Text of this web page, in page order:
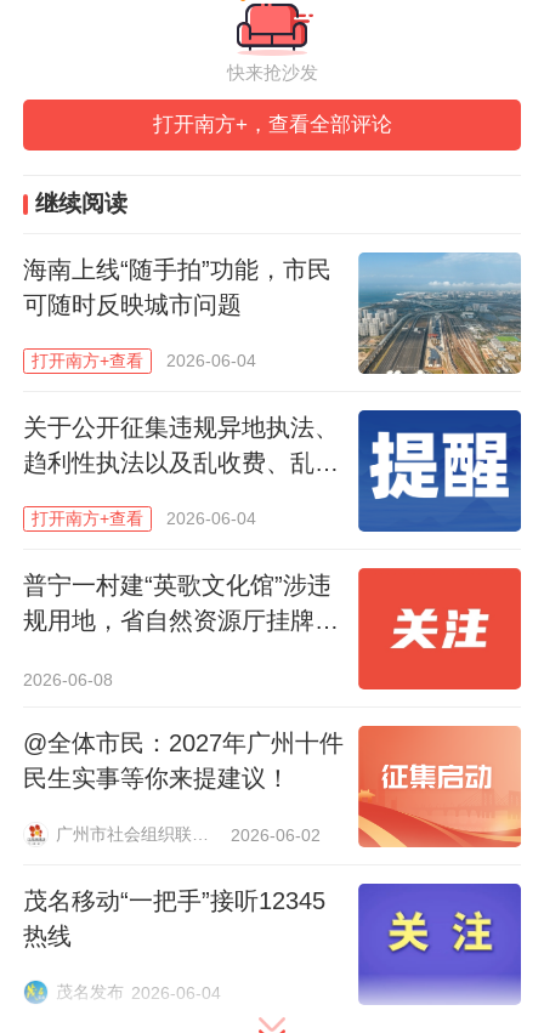
快来抢沙发
打开南方+，查看全部评论
继续阅读
海南上线“随手拍”功能，市民
可随时反映城市问题
打开南方+查看 2026-06-04
关于公开征集违规异地执法、
趋利性执法以及乱收费、乱罚
索的公告
打开南方+查看 2026-06-04
普宁一村建“英歌文化馆”涉违
规用地，省自然资源厅挂牌督
2026-06-08
@全体市民：2027年广州十件
民生实事等你来提建议！
2026-06-02
茂名移动“一把手”接听12345
热线
茂名发布 2026-06-04